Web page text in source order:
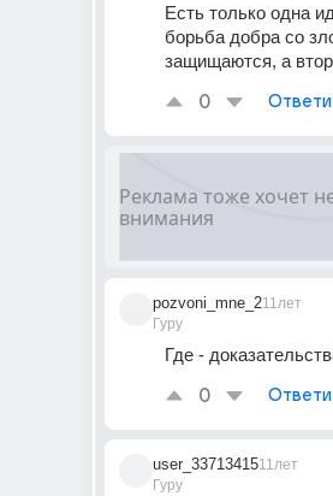
Есть только одна
борьба добра со
защищаются, а
0
pozvoni_mne_2
Гуру
11лет
Где -
0
user_33713415
Гуру
11лет